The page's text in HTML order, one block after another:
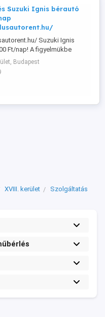
Suzuki Ignis bérautó
Suzuki Ignis
Ft/nap! A figyelmükbe
Suzuki Ignis
klímával napi 8500 Ft-ért. Az
is felajánljuk
az autó átvételekor.
Budapest
XVIII. kerület
Szolgáltatás